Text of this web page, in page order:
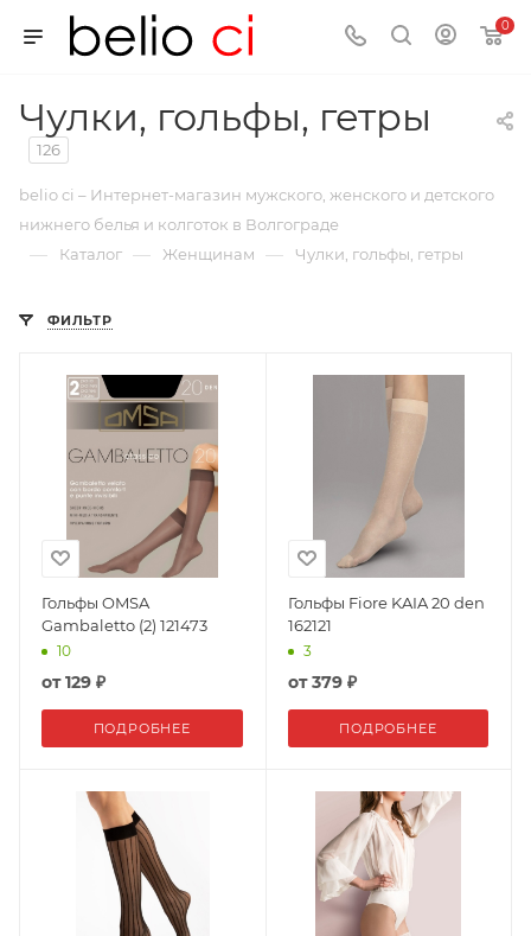
0
Чулки, гольфы, гетры
126
belio ci – Интернет-магазин мужского, женского и детского
нижнего белья и колготок в Волгограде
— Каталог — Женщинам — Чулки, гольфы, гетры
ФИЛЬТР
Гольфы OMSA
Gambaletto (2) 121473
10
от129 ₽
ПОДРОБНЕЕ
Гольфы Fiore KAIA 20 den
162121
3
от379 ₽
ПОДРОБНЕЕ